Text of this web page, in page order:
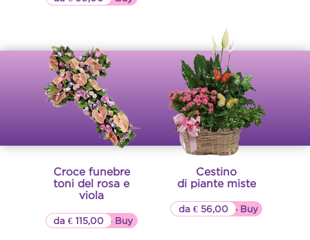
Croce funebre
toni del rosa e
viola
▷▷ Buy
da € 115,00
Cestino
di piante miste
▷▷ Buy
da € 56,00